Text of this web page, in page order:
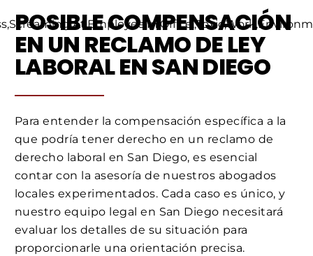
POSIBLE COMPENSACIÓN
EN UN RECLAMO DE LEY
LABORAL EN SAN DIEGO
Para entender la compensación específica a la
que podría tener derecho en un reclamo de
derecho laboral en San Diego, es esencial
contar con la asesoría de nuestros abogados
locales experimentados. Cada caso es único, y
nuestro equipo legal en San Diego necesitará
evaluar los detalles de su situación para
proporcionarle una orientación precisa.